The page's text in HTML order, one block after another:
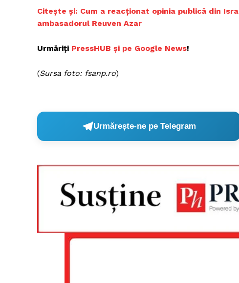
Citește și: Cum a reacționat opinia publică din
ambasadorul Reuven Azar
Urmăriți PressHUB și pe Google News!
(Sursa foto: fsanp.ro)
Urmărește-ne pe Telegram